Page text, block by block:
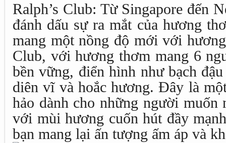
Ralph’s Club: Từ Singapore đến
đánh dấu sự ra mắt của hương
mang một nồng độ mới với
Club, với hương thơm mang 6
bền vững, điển hình như bạch
diên vĩ và hoắc hương. Đây là
hảo dành cho những người muốn
với mùi hương cuốn hút đầy
bạn mang lại ấn tượng ấm áp và